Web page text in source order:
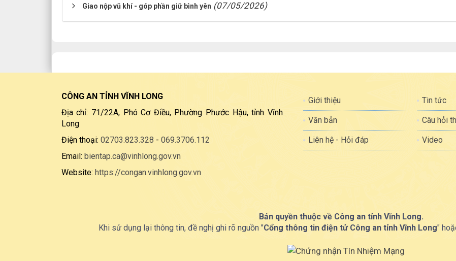
Giao nộp vũ khí - góp phần giữ bình yên (07/05/2026)
CÔNG AN TỈNH VĨNH LONG
Địa chỉ: 71/22A, Phó Cơ Điều, Phường Phước Hậu, tỉnh Vĩnh
Long
Điện thoại: 02703.823.328 - 069.3706.112
Email: bientap.ca@vinhlong.gov.vn
Website: https://congan.vinhlong.gov.vn
Giới thiệu Tin tức
Văn bản Câu hỏi
Liên hệ - Hỏi đáp Video
Bản quyền thuộc về Công an tỉnh Vĩnh Long.
Khi sử dụng lại thông tin, đề nghị ghi rõ nguồn "Cổng thông tin điện tử Công an tỉnh Vĩnh Long"